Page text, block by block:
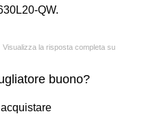
QW.
Visualizza la risposta completa su
buono?